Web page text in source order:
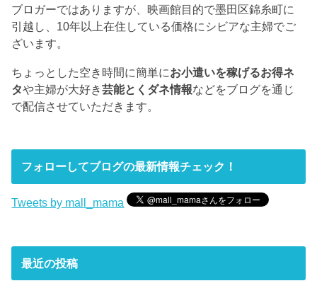
ブロガーではありますが、映画館目的で墨田区錦糸町に
引越し、10年以上在住している価格にシビアな主婦でご
ざいます。
ちょっとした空き時間に簡単にお小遣いを稼げるお得ネ
タや主婦が大好き芸能とくダネ情報などをブログを通じ
で配信させていただきます。
フォローしてブログの最新情報チェック！
Tweets by mall_mama
最近の投稿